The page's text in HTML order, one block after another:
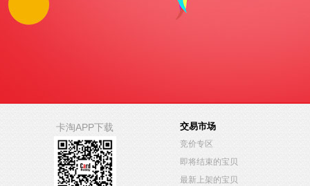
卡淘APP下载 交易市场
竞价专区
即将结束的宝贝
最新上架的宝贝